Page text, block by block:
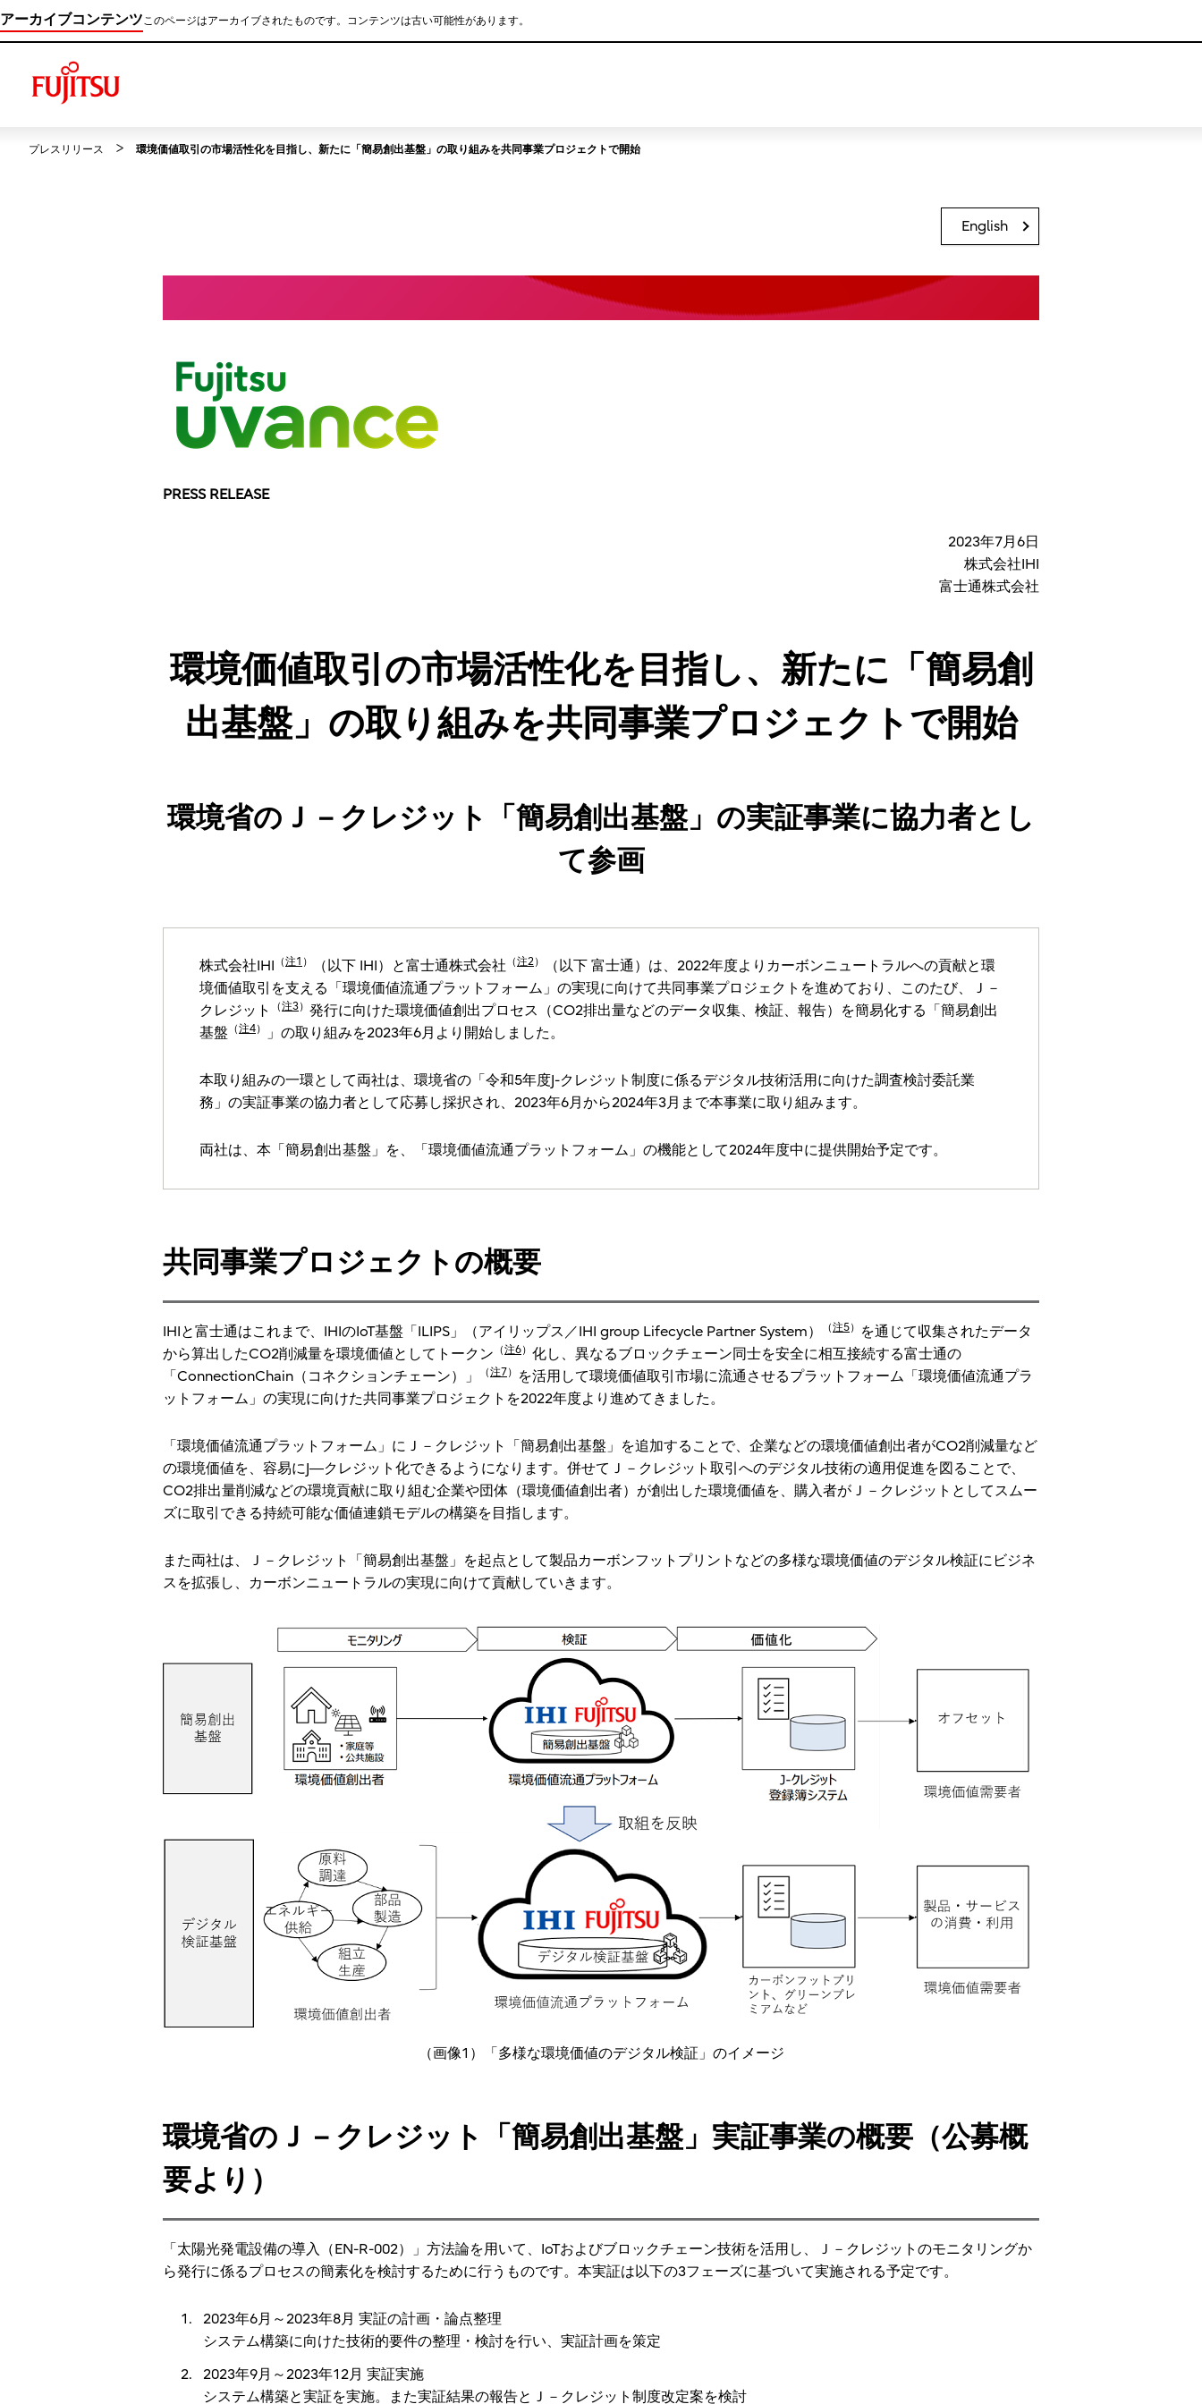
アーカイブコンテンツこのページはアーカイブされたものです。コンテンツは古い可能性があります。
プレスリリース 環境価値取引の市場活性化を目指し、新たに「簡易創出基盤」の取り組みを共同事業プロジェクトで開始
English
PRESS RELEASE
2023年7月6日
株式会社IHI
富士通株式会社
環境価値取引の市場活性化を目指し、新たに「簡易創
出基盤」の取り組みを共同事業プロジェクトで開始
環境省のＪ－クレジット「簡易創出基盤」の実証事業に協力者とし
て参画
株式会社IHI （注1 ） （以下 IHI）と富士通株式会社 （注2）
（以下 富士通）は、2022年度よりカーボンニュートラルへの貢献と環
境価値取引を支える「環境価値流通プラットフォーム」の実現に向けて共同事業プロジェクトを進めており、このたび、Ｊ－
クレジット
（注3） 発行に向けた環境価値創出プロセス（CO2排出量などのデータ収集、検証、報告）を簡易化する「簡易創出
基盤 （注4） 」の取り組みを2023年6月より開始しました。
本取り組みの一環として両社は、環境省の「令和5年度J-クレジット制度に係るデジタル技術活用に向けた調査検討委託業
務」の実証事業の協力者として応募し採択され、2023年6月から2024年3月まで本事業に取り組みます。
両社は、本「簡易創出基盤」を、「環境価値流通プラットフォーム」の機能として2024年度中に提供開始予定です。
共同事業プロジェクトの概要
IHIと富士通はこれまで、IHIのIoT基盤「ILIPS」（アイリップス／IHI group Lifecycle Partner System） （注5）
を通じて収集されたデータ
から算出したCO2削減量を環境価値としてトークン （注6） 化し、異なるブロックチェーン同士を安全に相互接続する富士通の
「ConnectionChain（コネクションチェーン）」
（注7）
を活用して環境価値取引市場に流通させるプラットフォーム「環境価値流通プラ
ットフォーム」の実現に向けた共同事業プロジェクトを2022年度より進めてきました。
「環境価値流通プラットフォーム」にＪ－クレジット「簡易創出基盤」を追加することで、企業などの環境価値創出者がCO2削減量など
の環境価値を、容易にJ―クレジット化できるようになります。併せてＪ－クレジット取引へのデジタル技術の適用促進を図ることで、
CO2排出量削減などの環境貢献に取り組む企業や団体（環境価値創出者）が創出した環境価値を、購入者がＪ－クレジットとしてスムー
ズに取引できる持続可能な価値連鎖モデルの構築を目指します。
また両社は、Ｊ－クレジット「簡易創出基盤」を起点として製品カーボンフットプリントなどの多様な環境価値のデジタル検証にビジネ
スを拡張し、カーボンニュートラルの実現に向けて貢献していきます。
（画像1）「多様な環境価値のデジタル検証」のイメージ
環境省のＪ－クレジット「簡易創出基盤」実証事業の概要（公募概
要より）
「太陽光発電設備の導入（EN-R-002）」方法論を用いて、IoTおよびブロックチェーン技術を活用し、Ｊ－クレジットのモニタリングか
ら発行に係るプロセスの簡素化を検討するために行うものです。本実証は以下の3フェーズに基づいて実施される予定です。
2023年6月～2023年8月 実証の計画・論点整理
システム構築に向けた技術的要件の整理・検討を行い、実証計画を策定
2023年9月～2023年12月 実証実施
システム構築と実証を実施。また実証結果の報告とＪ－クレジット制度改定案を検討